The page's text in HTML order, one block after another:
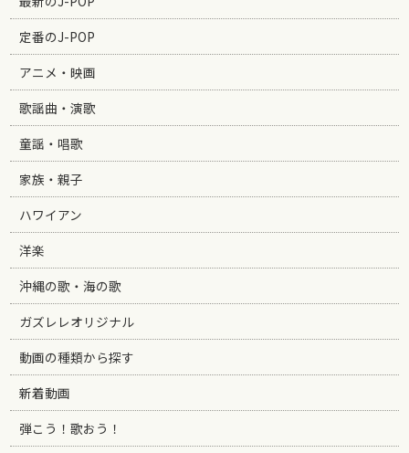
定番のJ-POP
アニメ・映画
歌謡曲・演歌
童謡・唱歌
家族・親子
ハワイアン
洋楽
沖縄の歌・海の歌
ガズレレオリジナル
動画の種類から探す
新着動画
弾こう！歌おう！